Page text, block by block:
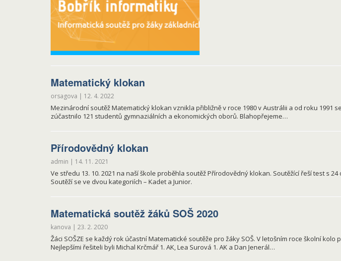
Matematický klokan
orsagova | 12. 4. 2022
Mezinárodní soutěž Matematický klokan vznikla přibližně v roce 1980 v Austrálii a od roku 1991
zúčastnilo 121 studentů gymnaziálních a ekonomických oborů. Blahopřejeme…
Přírodovědný klokan
admin | 14. 11. 2021
Ve středu 13. 10. 2021 na naší škole proběhla soutěž Přírodovědný klokan. Soutěžící řeší test s
Soutěží se ve dvou kategoriích – Kadet a Junior.
Matematická soutěž žáků SOŠ 2020
kanova | 23. 2. 2020
Žáci SOŠZE se každý rok účastní Matematické soutěže pro žáky SOŠ. V letošním roce školní
Nejlepšími řešiteli byli Michal Krčmář 1. AK, Lea Surová 1. AK a Dan Jenerál…